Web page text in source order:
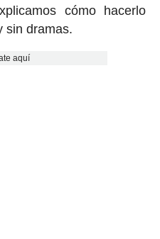
cómo hacerlo
sin dramas.
aquí